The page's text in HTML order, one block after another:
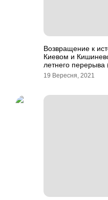
Возвращение к
Киевом и
летнего перерыва
19 Вересня, 2021